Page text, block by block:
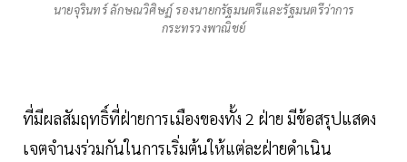
นายจุรินทร์ ลักษณวิศิษฏ์ รองนายกรัฐมนตรีและรัฐมนตรีว่าการ
กระทรวงพาณิชย์
ที่มีผลสัมฤทธิ์ที่ฝ่ายการเมืองของทั้ง 2 ฝ่าย มีข้อสรุปแสดง
เจตจำนงร่วมกันในการเริ่มต้นให้แต่ละฝ่ายดำเนิน